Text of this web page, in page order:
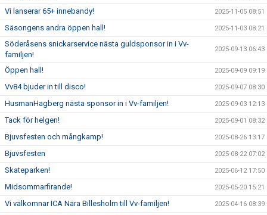
Vi lanserar 65+ innebandy! 2025-11-05 08:51
Säsongens andra öppen hall! 2025-11-03 08:21
Söderåsens snickarservice nästa guldsponsor in i Vv-
familjen!
2025-09-13 06:43
Öppen hall! 2025-09-09 09:19
Vv84 bjuder in till disco! 2025-09-07 08:30
HusmanHagberg nästa sponsor in i Vv-familjen! 2025-09-03 12:13
Tack för helgen! 2025-09-01 08:32
Bjuvsfesten och mångkamp! 2025-08-26 13:17
Bjuvsfesten 2025-08-22 07:02
Skateparken! 2025-06-12 17:50
Midsommarfirande! 2025-05-20 15:21
Vi välkomnar ICA Nära Billesholm till Vv-familjen! 2025-04-16 08:39